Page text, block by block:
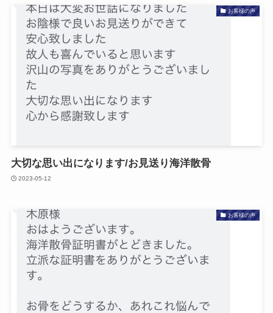
お客様の声
大切な​思い出に​なります/お見送り海洋散骨
2023-05-12
お客様の声